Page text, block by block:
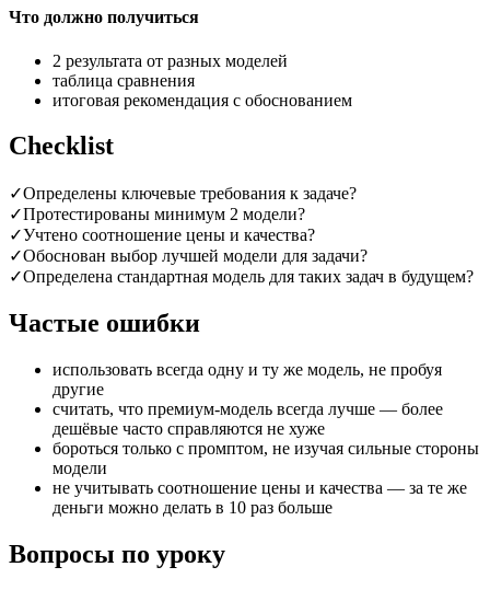
Что должно получиться
2 результата от разных моделей
таблица сравнения
итоговая рекомендация с обоснованием
Checklist
✓Определены ключевые требования к задаче?
✓Протестированы минимум 2 модели?
✓Учтено соотношение цены и качества?
✓Обоснован выбор лучшей модели для задачи?
✓Определена стандартная модель для таких задач в будущем?
Частые ошибки
использовать всегда одну и ту же модель, не пробуя
другие
считать, что премиум-модель всегда лучше — более
дешёвые часто справляются не хуже
бороться только с промптом, не изучая сильные стороны
модели
не учитывать соотношение цены и качества — за те же
деньги можно делать в 10 раз больше
Вопросы по уроку